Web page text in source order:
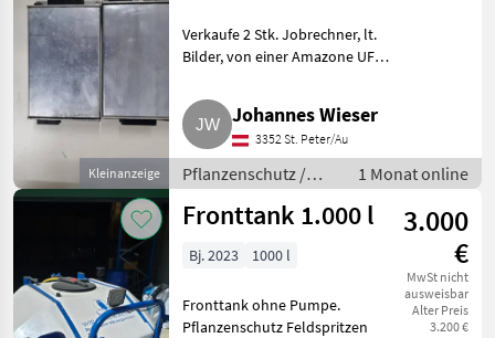
Kleinanzeige
Verkaufe 2 Stk. Jobrechner, lt.
Bilder, von einer Amazone UF
2003.
Geschwindigkeitsabhängiges
Ausbringen möglich. Keine
Mängel oder
Johannes Wieser
3352 St. Peter/Au
Pflanzenschutz /
Feldspritzen
1 Monat online
Fronttank 1.000 l
3.000
€
MwSt nicht
ausweisbar
Alter Preis
3.200 €
Bj. 2023 1000 l
Fronttank ohne Pumpe.
Pflanzenschutz Feldspritzen